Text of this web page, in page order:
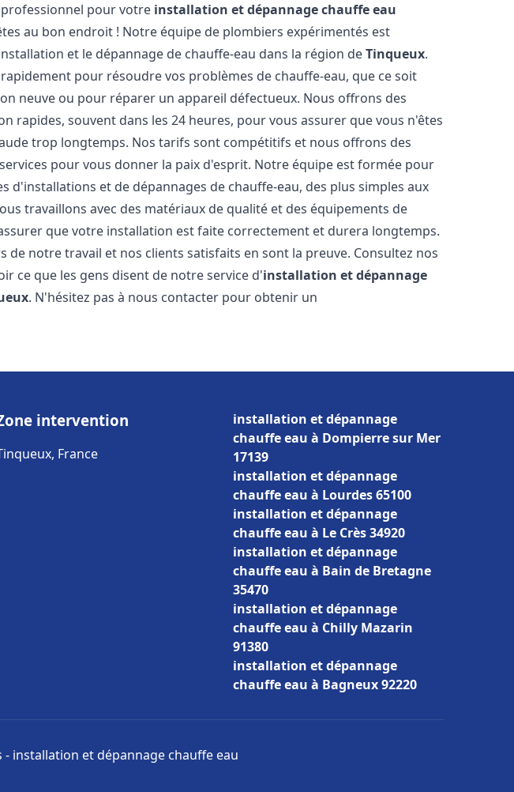
pour votre installation et dépannage chauffe eau
au bon endroit ! Notre équipe de plombiers expérimentés est
et le dépannage de chauffe-eau dans la région deTinqueux.
pour résoudre vos problèmes de chauffe-eau, que ce soit
neuve ou pour réparer un appareil défectueux. Nous offrons des
rapides, souvent dans les 24 heures, pour vous assurer que vous n'êtes
trop longtemps. Nos tarifs sont compétitifs et nous offrons des
pour vous donner la paix d'esprit. Notre équipe est formée pour
d'installations et de dépannages de chauffe-eau, des plus simples aux
travaillons avec des matériaux de qualité et des équipements de
que votre installation est faite correctement et durera longtemps.
de notre travail et nos clients satisfaits en sont la preuve. Consultez nos
ce que les gens disent de notre service d'installation et dépannage
. N'hésitez pas à nous contacter pour obtenir un
intervention
France
installation et dépannage
chauffe eau à Dompierre sur Mer
17139
installation et dépannage
chauffe eau à Lourdes 65100
installation et dépannage
chauffe eau à Le Crès 34920
installation et dépannage
chauffe eau à Bain de Bretagne
35470
installation et dépannage
chauffe eau à Chilly Mazarin
91380
installation et dépannage
chauffe eau à Bagneux 92220
installation et dépannage chauffe eau